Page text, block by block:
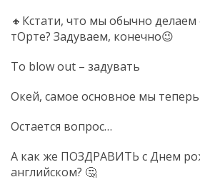
🔸️ Кстати, что мы обычно делаем
тОрте? Задуваем, конечно😉
To blow out – задувать
Окей, самое основное мы
Остается вопрос…
А как же ПОЗДРАВИТЬ с Днем
английском? 🤔